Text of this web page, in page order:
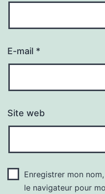
E-mail *
Site web
Enregistrer mon
le navigateur pour